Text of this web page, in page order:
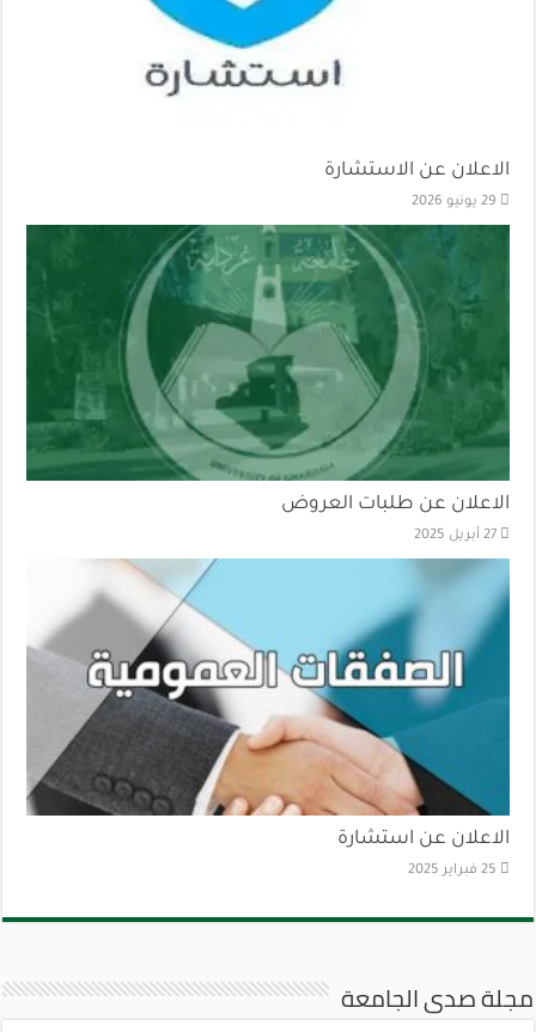
الاعلان عن الاستشارة
29 يونيو 2026
الاعلان عن طلبات العروض
27 أبريل 2025
الاعلان عن استشارة
25 فبراير 2025
مجلة صدى الجامعة